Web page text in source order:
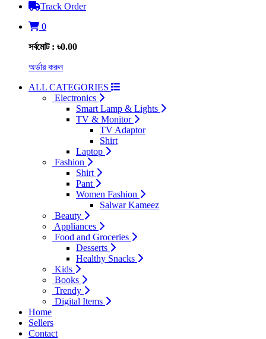
Track Order
0
সর্বমোট : ৳0.00
অর্ডার করুন
ALL CATEGORIES
Electronics
Smart Lamp & Lights
TV & Monitor
TV Adaptor
Shirt
Laptop
Fashion
Shirt
Pant
Women Fashion
Salwar Kameez
Beauty
Appliances
Food and Groceries
Desserts
Healthy Snacks
Kids
Books
Trendy
Digital Items
Home
Sellers
Contact